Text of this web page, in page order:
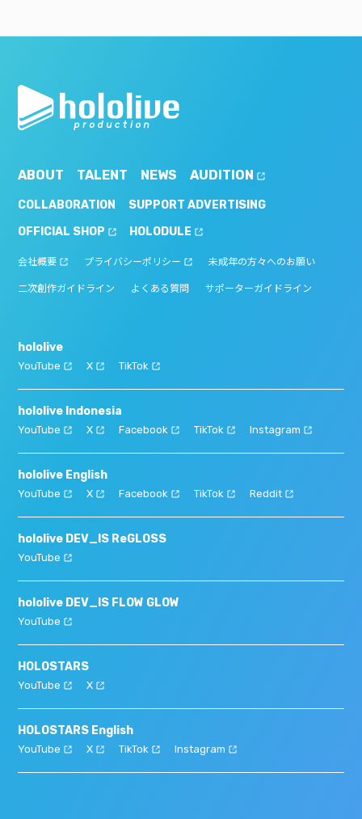
ABOUT TALENT NEWS AUDITION
COLLABORATION
SUPPORT ADVERTISING
OFFICIAL SHOP
HOLODULE
会社概要 プライバシーポリシー 未成年の方々へのお願い
二次創作ガイドライン よくある質問 サポーターガイドライン
hololive
YouTube X TikTok
hololive Indonesia
YouTube X Facebook TikTok Instagram
hololive English
YouTube X Facebook TikTok Reddit
hololive DEV_IS ReGLOSS
YouTube
hololive DEV_IS FLOW GLOW
YouTube
HOLOSTARS
YouTube X
HOLOSTARS English
YouTube X TikTok Instagram